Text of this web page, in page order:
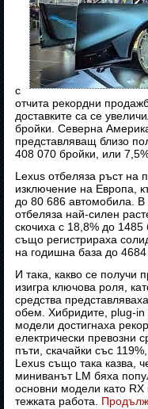
с
отчита рекордни
доставките са се
бройки. Северна
представляващ близо
408 070 бройки, или
Lexus отбеляза ръст на
изключение на Европа,
до 80 686 автомобила.
отбеляза най-силен
скочиха с 18,8% до
също регистрираха
на годишна база до
И така, какво се получи
изигра ключова роля,
средства
обем. Хибридите, plug-in
модели достигнаха
електрически превозни
пъти, скачайки със
Lexus също така казва,
миниванът LM бяха
основни модели като
тежката работа.